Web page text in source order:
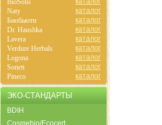
BioSolis
Naty
каталог
Биобьюти
каталог
Dr. Haushka
каталог
Lavera
каталог
Verdure Herbals
каталог
Logona
каталог
Sonett
каталог
Pineco
каталог
ЭКО-СТАНДАРТЫ
BDIH
Cosmebio/Ecocert